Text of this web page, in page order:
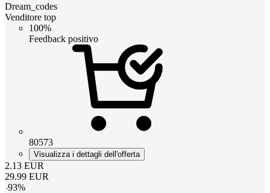
Dream_codes
Venditore top
100%
Feedback positivo
80573
Visualizza i dettagli dell'offerta
2.13 EUR
29.99 EUR
-93%